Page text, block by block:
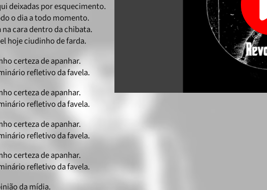
deixadas por esquecimento.
o dia a todo momento.
na cara dentro da chibata.
hoje ciudinho de farda.
certeza de apanhar.
refletivo da favela.
certeza de apanhar.
refletivo da favela.
certeza de apanhar.
refletivo da favela.
certeza de apanhar.
refletivo da favela.
da mídia.